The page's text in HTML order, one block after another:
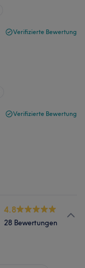
Verifizierte Bewertung
Verifizierte Bewertung
4.8
28 Bewertungen